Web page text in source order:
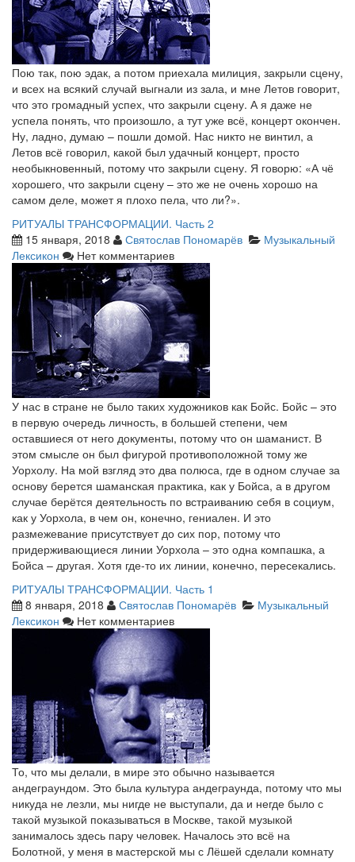
Пою так, пою эдак, а потом приехала милиция, закрыли сцену,
и всех на всякий случай выгнали из зала, и мне Летов говорит,
что это громадный успех, что закрыли сцену. А я даже не
успела понять, что произошло, а тут уже всё, концерт окончен.
Ну, ладно, думаю – пошли домой. Нас никто не винтил, а
Летов всё говорил, какой был удачный концерт, просто
необыкновенный, потому что закрыли сцену. Я говорю: «А чё
хорошего, что закрыли сцену – это же не очень хорошо на
самом деле, может я плохо пела, что ли?».
РИТУАЛЫ ТРАНСФОРМАЦИИ. Часть 2
15 января, 2018
Святослав Пономарёв
Музыкальный
Лексикон
Нет комментариев
У нас в стране не было таких художников как Бойс. Бойс – это
в первую очередь личность, в большей степени, чем
оставшиеся от него документы, потому что он шаманист. В
этом смысле он был фигурой противоположной тому же
Уорхолу. На мой взгляд это два полюса, где в одном случае за
основу берется шаманская практика, как у Бойса, а в другом
случае берётся деятельность по встраиванию себя в социум,
как у Уорхола, в чем он, конечно, гениален. И это
размежевание присутствует до сих пор, потому что
придерживающиеся линии Уорхола – это одна компашка, а
Бойса – другая. Хотя где-то их линии, конечно, пересекались.
РИТУАЛЫ ТРАНСФОРМАЦИИ. Часть 1
8 января, 2018
Святослав Пономарёв
Музыкальный
Лексикон
Нет комментариев
То, что мы делали, в мире это обычно называется
андеграундом. Это была культура андеграунда, потому что мы
никуда не лезли, мы нигде не выступали, да и негде было с
такой музыкой показываться в Москве, такой музыкой
занималось здесь пару человек. Началось это всё на
Болотной, у меня в мастерской мы с Лёшей сделали комнату